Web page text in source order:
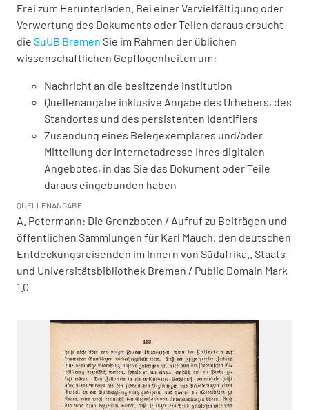
Frei zum Herunterladen. Bei einer Vervielfältigung oder
Verwertung des Dokuments oder Teilen daraus ersucht
die SuUB Bremen Sie im Rahmen der üblichen
wissenschaftlichen Gepflogenheiten um:
Nachricht an die besitzende Institution
Quellenangabe inklusive Angabe des Urhebers, des
Standortes und des persistenten Identifiers
Zusendung eines Belegexemplares und/oder
Mitteilung der Internetadresse Ihres digitalen
Angebotes, in das Sie das Dokument oder Teile
daraus eingebunden haben
QUELLENANGABE
A. Petermann: Die Grenzboten / Aufruf zu Beiträgen und
öffentlichen Sammlungen für Karl Mauch, den deutschen
Entdeckungsreisenden im Innern von Südafrika.. Staats-
und Universitätsbibliothek Bremen / Public Domain Mark
1.0